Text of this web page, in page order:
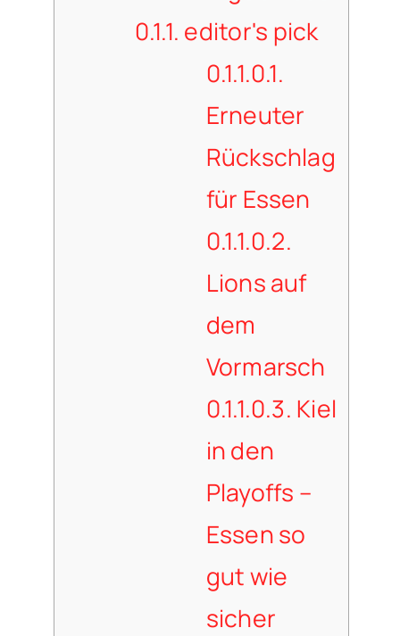
0.1.1. editor's pick
0.1.1.0.1.
Erneuter
Rückschlag
für Essen
0.1.1.0.2.
Lions auf
dem
Vormarsch
0.1.1.0.3. Kiel
in den
Playoffs –
Essen so
gut wie
sicher